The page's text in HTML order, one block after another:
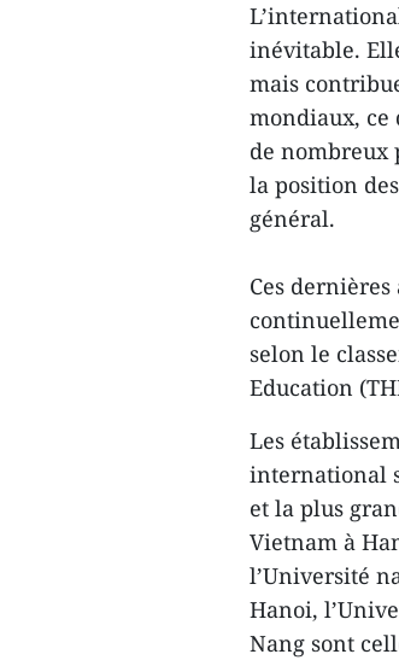
inévitable.
mais
mondiaux, ce
de nombreux
la position
général.
Ces
selon le
Education
Les
international
et la plus
Vietnam à
l’Université
Hanoi,
Nang sont